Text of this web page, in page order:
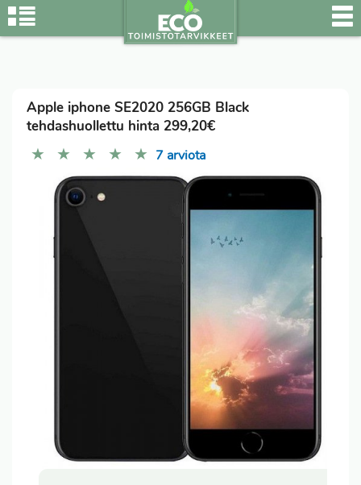
Apple iphone SE2020 256GB Black
tehdashuollettu hinta 299,20€
★ ★ ★ ★ ★ 7 arviota